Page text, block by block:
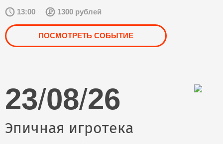
13:00 1300 рублей
ПОСМОТРЕТЬ СОБЫТИЕ
23/08/26
Эпичная игротека